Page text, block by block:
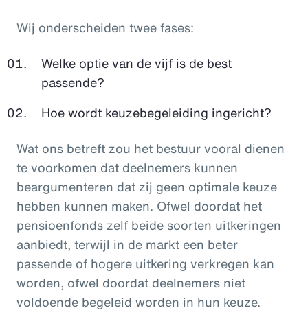
Wij onderscheiden twee fases:
Welke optie van de vijf is de best
passende?
Hoe wordt keuzebegeleiding ingericht?
Wat ons betreft zou het bestuur vooral dienen
te voorkomen dat deelnemers kunnen
beargumenteren dat zij geen optimale keuze
hebben kunnen maken. Ofwel doordat het
pensioenfonds zelf beide soorten uitkeringen
aanbiedt, terwijl in de markt een beter
passende of hogere uitkering verkregen kan
worden, ofwel doordat deelnemers niet
voldoende begeleid worden in hun keuze.